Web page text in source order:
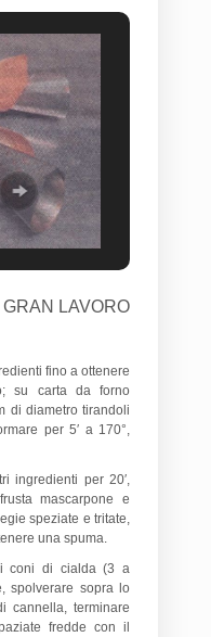
LAVORO
fino a ottenere
su carta da forno
di diametro tirandoli
per 5′ a 170°,
ingredienti per 20′,
mascarpone e
speziate e tritate,
una spuma.
coni di cialda (3 a
spolverare sopra lo
cannella, terminare
fredde con il